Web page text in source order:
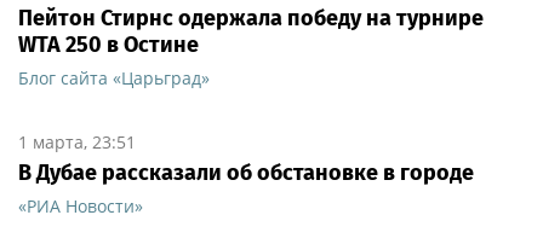
Пейтон Стирнс одержала победу на турнире
WTA 250 в Остине
Блог сайта «Царьград»
1 марта, 23:51
В Дубае рассказали об обстановке в городе
«РИА Новости»